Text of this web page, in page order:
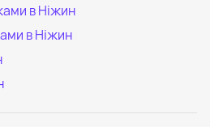
в Ніжин
в Ніжин